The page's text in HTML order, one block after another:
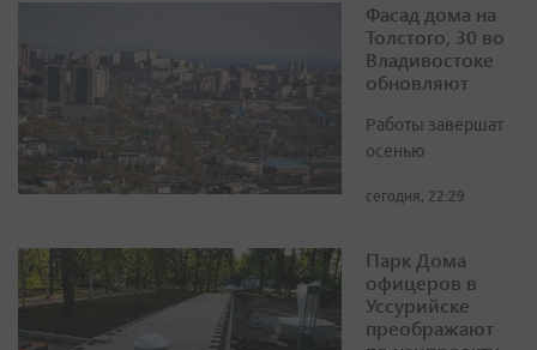
Фасад дома на
Толстого, 30 во
Владивостоке
обновляют
Работы завершат
осенью
сегодня, 22:29
Парк Дома
офицеров в
Уссурийске
преображают